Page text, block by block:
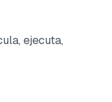
ejecuta,